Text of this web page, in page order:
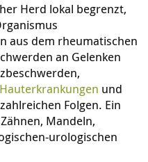
Herd lokal begrenzt,
aus dem rheumatischen
an Gelenken
Hauterkrankungen und
Folgen. Ein
Mandeln,
urologischen